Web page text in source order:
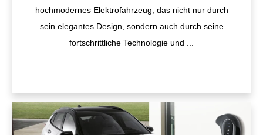
hochmodernes Elektrofahrzeug, das nicht nur durch
sein elegantes Design, sondern auch durch seine
fortschrittliche Technologie und